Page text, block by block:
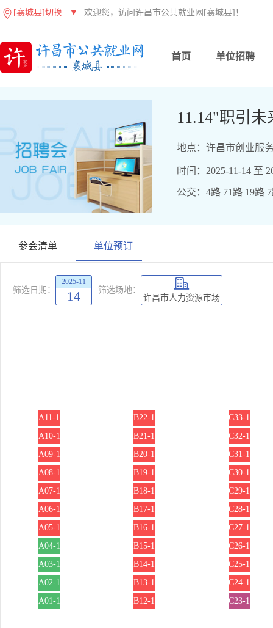
[襄城县]切换 ▼ 欢迎您，访问许昌市公共就业网[襄城县]！
首页 单位招聘
11.14"职引
地点：许昌市创业服
时间：2025-11-14 至
公交：4路 71路 19路
参会清单 单位预订
筛选日期：
2025-11
14
筛选场地：
许昌市人力资源市场
A11-1 B22-1
C33-1
A10-1
B21-1
C32-1
A09-1
B20-1
C31-1
A08-1
B19-1
C30-1
A07-1
B18-1
C29-1
A06-1
B17-1
C28-1
A05-1
B16-1
C27-1
A04-1
B15-1
C26-1
A03-1
B14-1
C25-1
A02-1
B13-1
C24-1
A01-1
B12-1 C23-1